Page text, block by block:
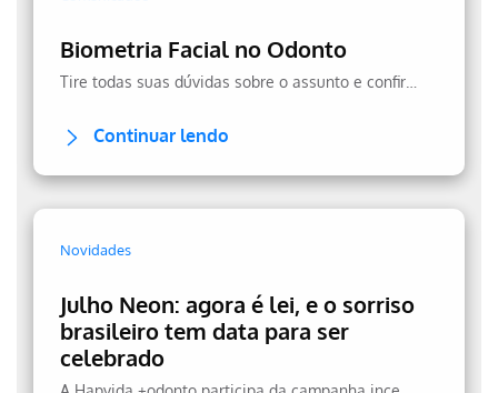
Biometria Facial no Odonto
Continuar lendo
Novidades
Julho Neon: agora é lei, e o sorriso
brasileiro tem data para ser
celebrado